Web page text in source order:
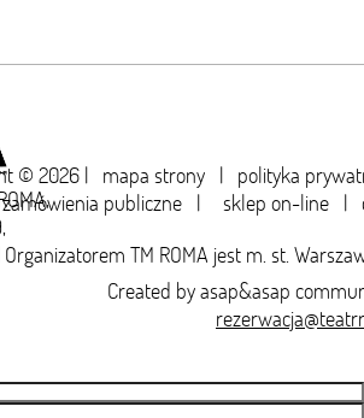
© 2026 | mapa strony | polityka
zamówienia publiczne | sklep on-line |
TM ROMA jest m. st.
Created byasap&asap